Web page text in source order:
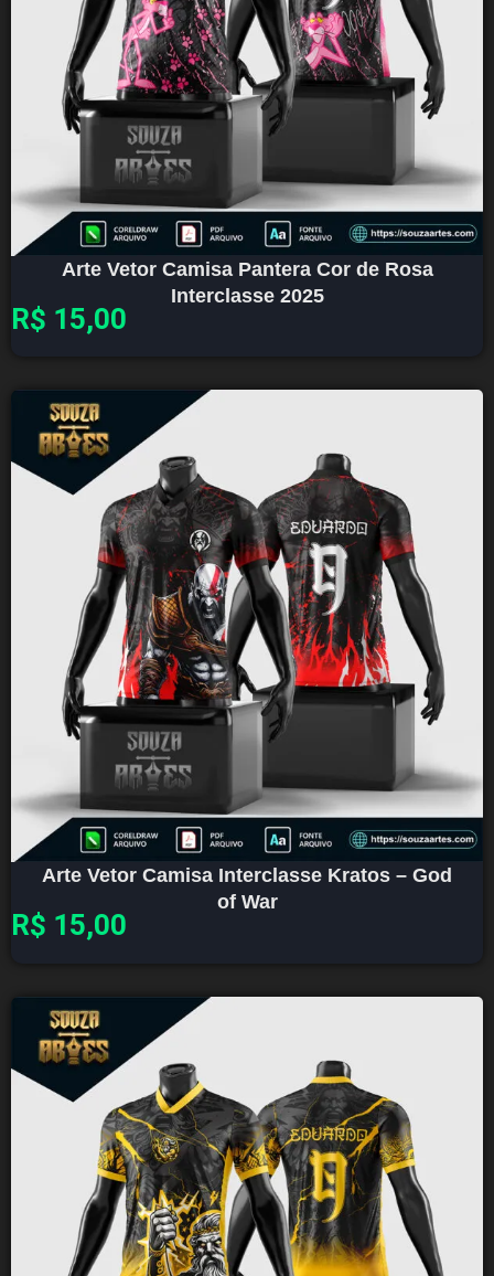
Arte Vetor Camisa Pantera Cor de Rosa
Interclasse 2025
R$ 15,00
Arte Vetor Camisa Interclasse Kratos – God
of War
R$ 15,00